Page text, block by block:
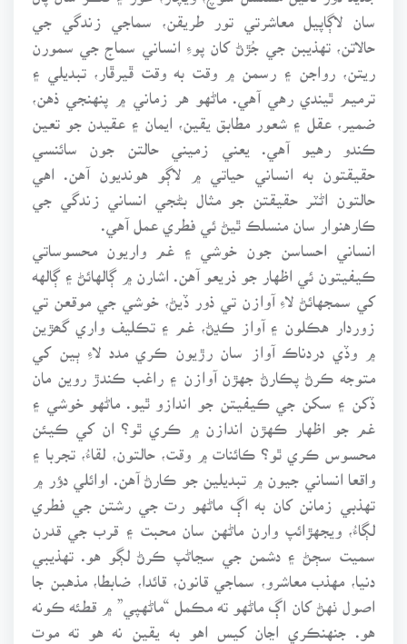
سان لاڳاپيل معاشرتي تور طريقن، سماجي زندگي جي
حالاتن، تهذيبن جي جُڙڻ کان پوءِ انساني سماج جي سمورن
ريتن، رواجن ۽ رسمن ۾ وقت به وقت ڦيرڦار، تبديلي ۽
ترميم ٿيندي رهي آهي. ماڻهو هر زماني ۾ پنهنجي ذهن،
ضمير، عقل ۽ شعور مطابق يقين، ايمان ۽ عقيدن جو تعين
ڪندو رهيو آهي. يعني زميني حالتن جون سائنسي
حقيقتون به انساني حياتي ۾ لاڳو هونديون آهن. اهي
حالتون اڻٽر حقيقتن جو مثال بڻجي انساني زندگي جي
ڪارهنوار سان منسلڪ ٿيڻ ئي فطري عمل آهي.
انساني احساسن جون خوشي ۽ غم واريون محسوساتي
ڪيفيتون ئي اظهار جو ذريعو آهن. اشارن ۾ ڳالهائڻ ۽ ڳالهه
کي سمجهائڻ لاءِ آوازن تي ذور ڏيڻ، خوشي جي موقعن تي
زوردار هڪلون ۽ آواز ڪڍڻ، غم ۽ تڪليف واري گھڙين
۾ وڏي دردناڪ آواز سان رڙيون ڪري مدد لاءِ ٻين کي
متوجه ڪرڻ پڪارڻ جهڙن آوازن ۽ راغب ڪندڙ روين مان
ڏکن ۽ سکن جي ڪيفيتن جو اندازو ٿيو. ماڻهو خوشي ۽
غم جو اظهار ڪهڙن اندازن ۾ ڪري ٿو؟ ان کي ڪيئن
محسوس ڪري ٿو؟ ڪائنات ۾ وقت، حالتون، لقاءُ، تجربا ۽
واقعا انساني جيون ۾ تبديلين جو ڪارڻ آهن. اوائلي دؤر ۾
تهذبي زمانن کان به اڳ ماڻهو رت جي رشتن جي فطري
لڳاءُ، ويجهڙائپ وارن ماڻهن سان محبت ۽ قرب جي قدرن
سميت سڄڻ ۽ دشمن جي سڃاڻپ ڪرڻ لڳو هو. تهذيبي
دنيا، مهذب معاشرو، سماجي قانون، قائدا، ضابطا، مذهبن جا
اصول ٺهڻ کان اڳ ماڻهو ته مڪمل “ماڻهپي” ۾ قطئه ڪونه
هو. جنهنڪري اڃان کيس اهو به يقين نه هو ته موت